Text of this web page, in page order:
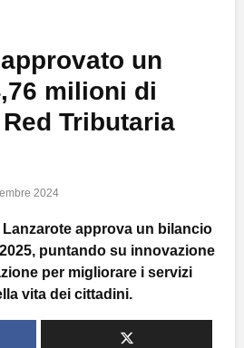
un
milioni di
Tributaria
2024
Lanzarote approva un bilancio
puntando su innovazione
per migliorare i servizi
vita dei cittadini.